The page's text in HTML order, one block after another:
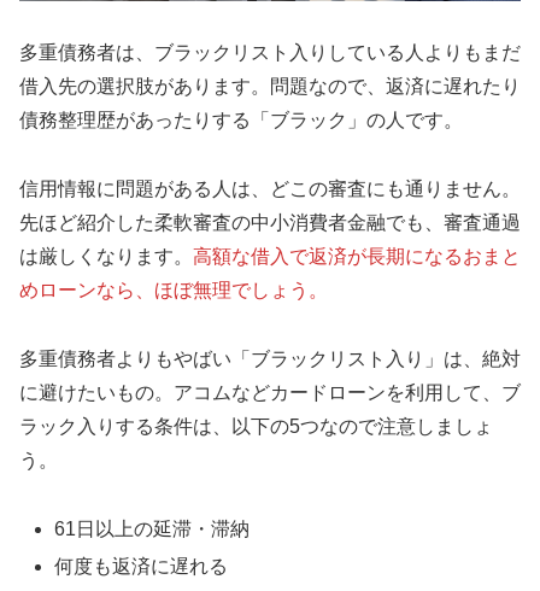
多重債務者は、ブラックリスト入りしている人よりもまだ
借入先の選択肢があります。問題なので、返済に遅れたり
債務整理歴があったりする「ブラック」の人です。
信用情報に問題がある人は、どこの審査にも通りません。
先ほど紹介した柔軟審査の中小消費者金融でも、審査通過
は厳しくなります。 高額な借入で返済が長期になるおまと
めローンなら、ほぼ無理でしょう。
多重債務者よりもやばい「ブラックリスト入り」は、絶対
に避けたいもの。アコムなどカードローンを利用して、ブ
ラック入りする条件は、以下の5つなので注意しましょ
う。
61日以上の延滞・滞納
何度も返済に遅れる